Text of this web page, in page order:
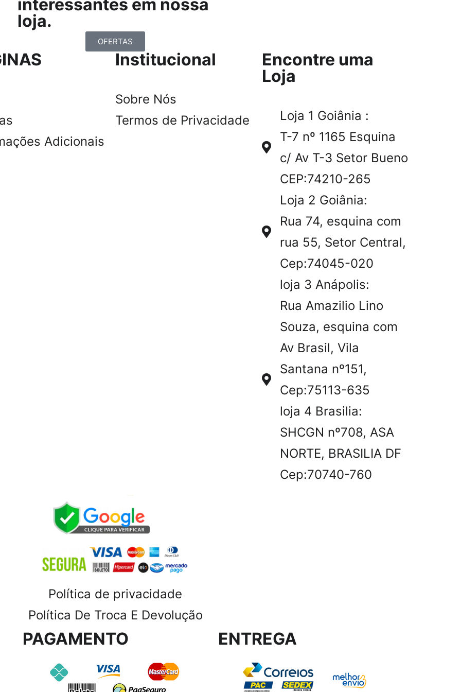
interessantes em nossa
loja.
OFERTAS
Adicionais
Institucional
Sobre Nós
Termos de Privacidade
Encontre uma
Loja
Loja 1 Goiânia :
T-7 nº 1165 Esquina
c/ Av T-3 Setor Bueno
CEP:74210-265
Loja 2 Goiânia:
Rua 74, esquina com
rua 55, Setor Central,
Cep:74045-020
loja 3 Anápolis:
Rua Amazilio Lino
Souza, esquina com
Av Brasil, Vila
Santana nº151,
Cep:75113-635
loja 4 Brasilia:
SHCGN nº708, ASA
NORTE, BRASILIA DF
Cep:70740-760
Política de privacidade
Política De Troca E Devolução
PAGAMENTO ENTREGA